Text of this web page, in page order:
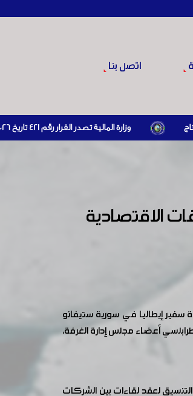
اتصل بنا
وزارة المالية تصدر القرار رقم 421 تاريخ 24/3/2026 المتضمن الزام المستوردين بإبراز براءة ذمة مالية سارية صادرة عن الهيئة العامة للضرائب والرسوم أو مديرياتها عند القيام بعمليات الاستيراد
الاقتصادية
سفير إيطاليا في سورية ستيفانو
أعضاء مجلس إدارة الغرفة،
لعقد لقاءات بين الشركات